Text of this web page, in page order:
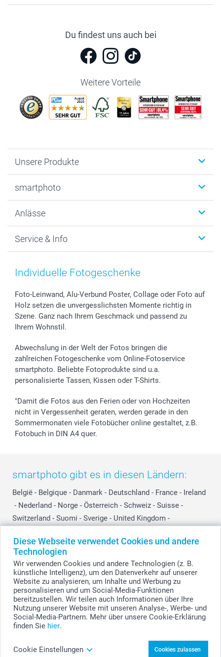
Diese Webseite verwendet Cookies und andere
Technologien
Wir verwenden Cookies und andere Technologien (z. B.
künstliche Intelligenz), um den Datenverkehr auf unserer
Website zu analysieren, um Inhalte und Werbung zu
personalisieren und um Social-Media-Funktionen
bereitzustellen. Wir teilen auch Informationen über Ihre
Nutzung unserer Website mit unseren Analyse-, Werbe- und
Social-Media-Partnern. Mehr über unsere Cookie-Erklärung
finden Sie hier.
Cookie Einstellungen Cookies zulassen
Du findest uns auch bei
Weitere Vorteile
Unsere Produkte
Fotogeschenke
MyNameBook
Fotoabzüge, Fotos als Buch & Poster
Zubehör & Material
Foto-Kalender & Agenden
Sticker & Etiketten
Geschenk-Gutscheine (PDF)
smartphoto
Warum smartphoto
Datenschutz
AGB
Presse
Partnerprogramme
Investor Relations
B2B smartbusiness
Widerrufsrecht
Anlässe
Neujahr
Muttertag
Kommunion & Konfirmation
Hochzeit
Geburtstag
Geburt
Zu allen Anlässen
Service & Info
Anmelden /Registrieren
Preise und Versandkosten
Lieferfristen
72h Lieferung
Zahlungsmöglichkeiten
Sitemap
Status der Bestellung
smartfriends
smartgarantie
smartbonus
Individuelle Fotogeschenke
Foto-Leinwand, Alu-Verbund Poster, Collage oder Foto auf
Holz setzen die unvergesslichsten Momente richtig in
Szene. Ganz nach Ihrem Geschmack und passend zu
Ihrem Wohnstil.
Abwechslung in der Welt der Fotos bringen die
zahlreichen Fotogeschenke vom Online-Fotoservice
smartphoto. Beliebte Fotoprodukte sind u.a.
personalisierte Tassen, Kissen oder T-Shirts.
"Damit die Fotos aus den Ferien oder von Hochzeiten
nicht in Vergessenheit geraten, werden gerade in den
Sommermonaten viele Fotobücher online gestaltet, z.B.
Fotobuch in DIN A4 quer.
smartphoto gibt es in diesen Ländern:
België - Belgique - Danmark - Deutschland - France - Ireland
- Nederland - Norge - Österreich - Schweiz - Suisse -
Switzerland - Suomi - Sverige - United Kingdom -
Other Countries
© smartphoto Group. Alle Rechte vorbehalten.
Alle Preise verstehen sich in EURO (€) inkl. MwSt. und zzgl. Versandkosten.